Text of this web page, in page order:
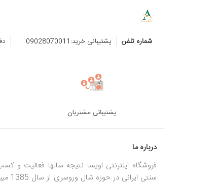
شماره تلفن پشتیبانی خرید:09028070011
پشتیبانی مشتریان
درباره ما
فروشگاه اینترنتی آویسا نتیجه سالها فعالیت و
سنتی